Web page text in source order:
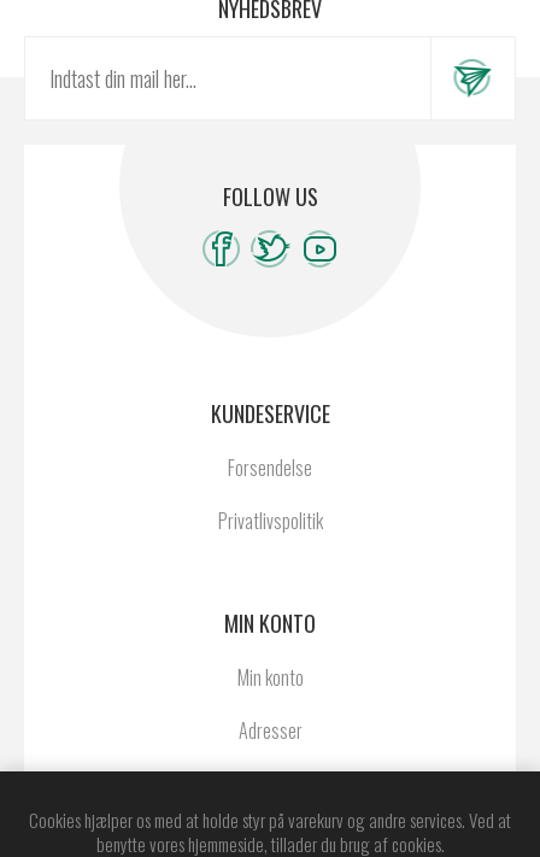
NYHEDSBREV
FOLLOW US
KUNDESERVICE
Forsendelse
Privatlivspolitik
MIN KONTO
Min konto
Adresser
Cookies hjælper os med at holde styr på varekurv og andre services. Ved at
benytte vores hjemmeside, tillader du brug af cookies.